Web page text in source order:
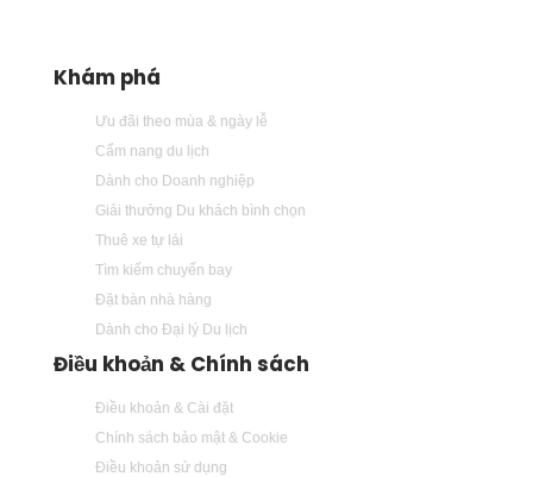
Khám phá
Ưu đãi theo mùa & ngày lễ
Cẩm nang du lịch
Dành cho Doanh nghiệp
Giải thưởng Du khách bình chọn
Thuê xe tự lái
Tìm kiếm chuyến bay
Đặt bàn nhà hàng
Dành cho Đại lý Du lịch
Điều khoản & Chính sách
Điều khoản & Cài đặt
Chính sách bảo mật & Cookie
Điều khoản sử dụng